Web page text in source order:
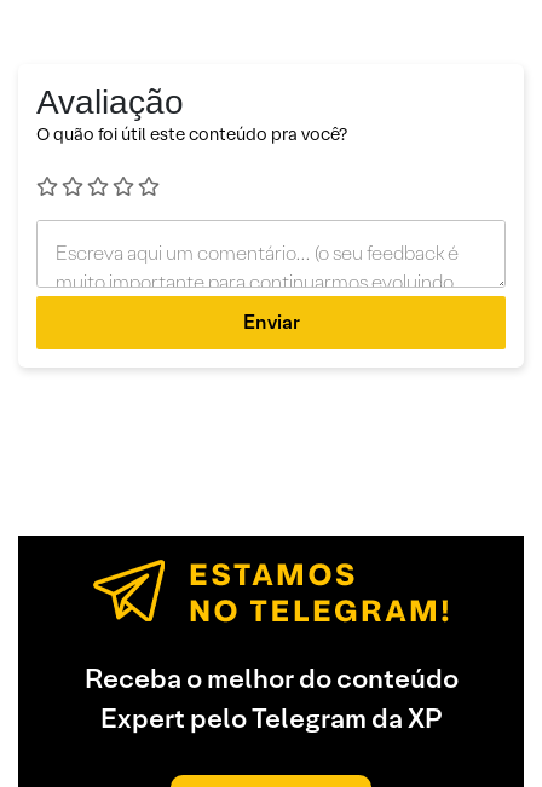
Avaliação
O quão foi útil este conteúdo pra você?
Enviar
Receba o melhor do conteúdo
Expert pelo Telegram da XP